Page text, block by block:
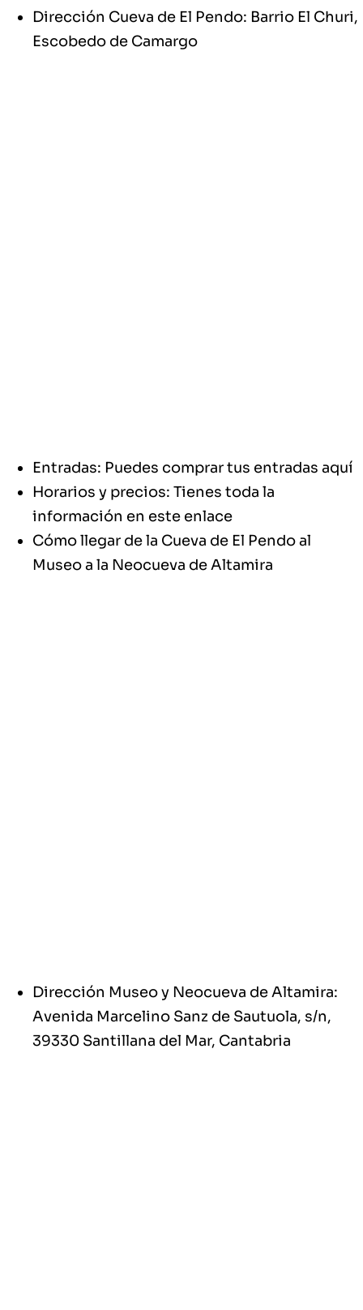
Dirección Cueva de El Pendo: Barrio El Churi,
Escobedo de Camargo
Entradas: Puedes comprar tus entradas aquí
Horarios y precios: Tienes toda la
información en este enlace
Cómo llegar de la Cueva de El Pendo al
Museo a la Neocueva de Altamira
Dirección Museo y Neocueva de Altamira:
Avenida Marcelino Sanz de Sautuola, s/n,
39330 Santillana del Mar, Cantabria